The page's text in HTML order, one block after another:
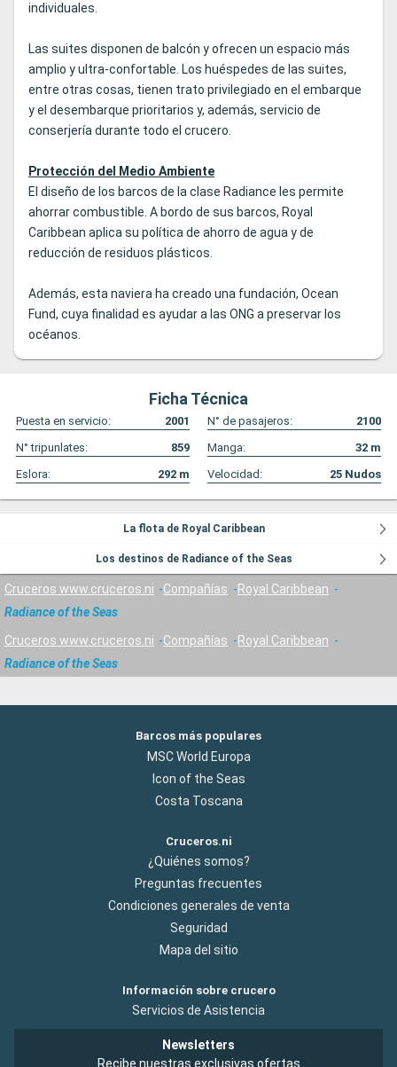
individuales.
Las suites disponen de balcón y ofrecen un espacio más
amplio y ultra-confortable. Los huéspedes de las suites,
entre otras cosas, tienen trato privilegiado en el embarque
y el desembarque prioritarios y, además, servicio de
conserjería durante todo el crucero.
Protección del Medio Ambiente
El diseño de los barcos de la clase Radiance les permite
ahorrar combustible. A bordo de sus barcos, Royal
Caribbean aplica su política de ahorro de agua y de
reducción de residuos plásticos.
Además, esta naviera ha creado una fundación, Ocean
Fund, cuya finalidad es ayudar a las ONG a preservar los
océanos.
Ficha Técnica
Puesta en servicio: 2001 N° de pasajeros:
2100
N° tripunlates:
859 Manga: 32 m
Eslora:
292 m Velocidad: 25 Nudos
La flota de Royal Caribbean
Los destinos de Radiance of the Seas
Cruceros www.cruceros.ni Compañías
Royal Caribbean
Radiance of the Seas
Cruceros www.cruceros.ni Compañías
Royal Caribbean
Radiance of the Seas
Barcos más populares
MSC World Europa
Icon of the Seas
Costa Toscana
Cruceros.ni
¿Quiénes somos?
Preguntas frecuentes
Condiciones generales de venta
Seguridad
Mapa del sitio
Información sobre crucero
Servicios de Asistencia
Newsletters
Recibe nuestras exclusivas ofertas